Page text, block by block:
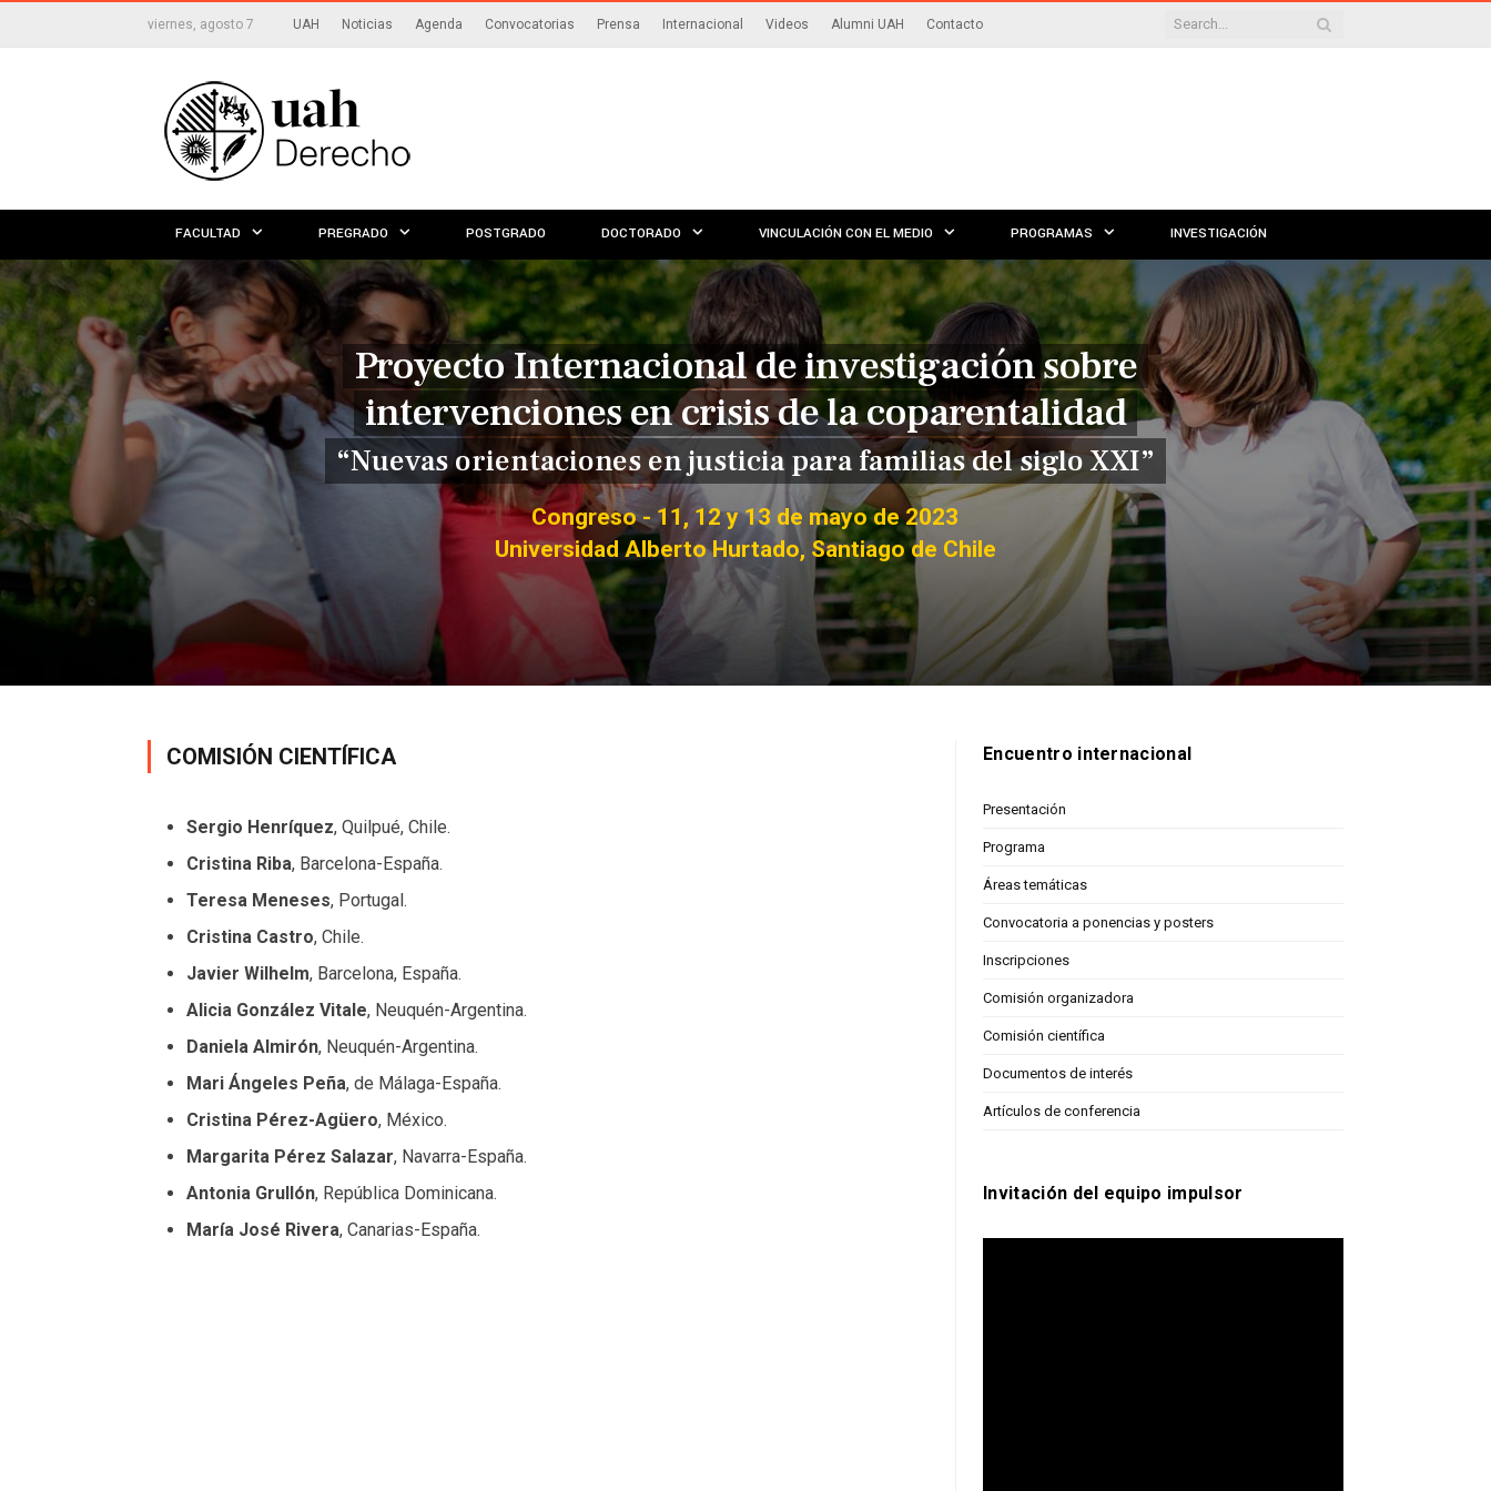
viernes, agosto 7 UAH Noticias Agenda Convocatorias Prensa Internacional Videos Alumni UAH Contacto
FACULTAD PREGRADO POSTGRADO DOCTORADO VINCULACIÓN CON EL MEDIO PROGRAMAS INVESTIGACIÓN
COMISIÓN CIENTÍFICA
Sergio Henríquez, Quilpué, Chile.
Cristina Riba, Barcelona-España.
Teresa Meneses, Portugal.
Cristina Castro, Chile.
Javier Wilhelm, Barcelona, España.
Alicia González Vitale, Neuquén-Argentina.
Daniela Almirón, Neuquén-Argentina.
Mari Ángeles Peña, de Málaga-España.
Cristina Pérez-Agüero, México.
Margarita Pérez Salazar, Navarra-España.
Antonia Grullón, República Dominicana.
María José Rivera, Canarias-España.
Encuentro internacional
Presentación
Programa
Áreas temáticas
Convocatoria a ponencias y posters
Inscripciones
Comisión organizadora
Comisión científica
Documentos de interés
Artículos de conferencia
Invitación del equipo impulsor